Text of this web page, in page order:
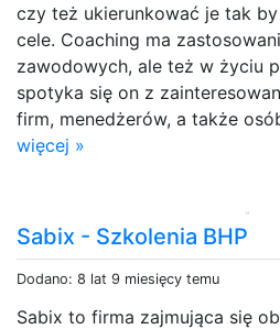
czy też ukierunkować je tak
cele. Coaching ma
zawodowych, ale też w życiu
spotyka się on z
firm, menedżerów, a także
więcej »
Sabix - Szkolenia BHP
Dodano: 8 lat 9 miesięcy temu
Sabix to firma zajmująca się